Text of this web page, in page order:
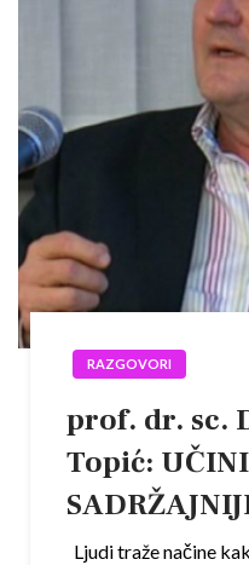
RAZGOVORI
prof. dr. sc.
Topić:
Ljudi traže načine